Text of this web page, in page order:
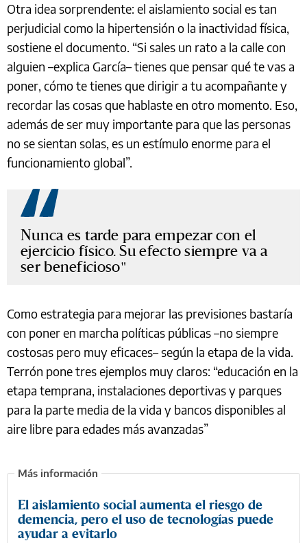
Otra idea sorprendente: el aislamiento social es tan
perjudicial como la hipertensión o la inactividad física,
sostiene el documento. “Si sales un rato a la calle con
alguien –explica García– tienes que pensar qué te vas a
poner, cómo te tienes que dirigir a tu acompañante y
recordar las cosas que hablaste en otro momento. Eso,
además de ser muy importante para que las personas
no se sientan solas, es un estímulo enorme para el
funcionamiento global”.
Nunca es tarde para empezar con el
ejercicio físico. Su efecto siempre va a
ser beneficioso
Como estrategia para mejorar las previsiones bastaría
con poner en marcha políticas públicas –no siempre
costosas pero muy eficaces– según la etapa de la vida.
Terrón pone tres ejemplos muy claros: “educación en la
etapa temprana, instalaciones deportivas y parques
para la parte media de la vida y bancos disponibles al
aire libre para edades más avanzadas”
El aislamiento social aumenta el riesgo de
demencia, pero el uso de tecnologías puede
ayudar a evitarlo